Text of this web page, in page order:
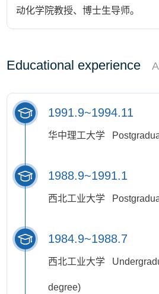
动化学院教授、博士生导师。
Educational experience
1991.9~1994.11
华中理工大学
1988.9~1991.1
西北工业大学
1984.9~1988.7
西北工业大学
degree)